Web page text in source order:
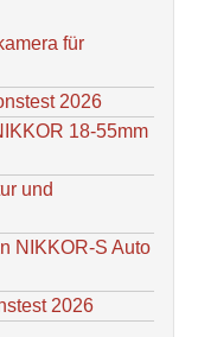
für
2026
18-55mm
und
NIKKOR-S Auto
2026